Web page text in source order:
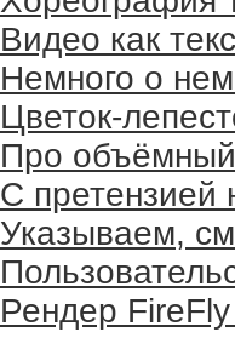
Видео как
Немного о
Цветок-
Про
С претензией
Указываем,
Рендер